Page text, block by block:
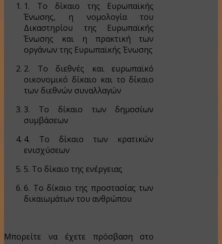
1. To δίκαιο της Ευρωπαϊκής
Ένωσης, η νομολογία του
Δικαστηρίου της Ευρωπαϊκής
Ένωσης και η πρακτική των
οργάνων της Ευρωπαϊκής Ένωσης
2. Το διεθνές και ευρωπαϊκό
οικονομικό δίκαιο και το δίκαιο
των διεθνών συναλλαγών
3. To δίκαιο των δημοσίων
συμβάσεων
4. Το δίκαιο των κρατικών
ενισχύσεων
5. Το δίκαιο της ενέργειας
6. Το δίκαιο της προστασίας των
δικαιωμάτων του ανθρώπου
Μπορείτε να έχετε πρόσβαση στο